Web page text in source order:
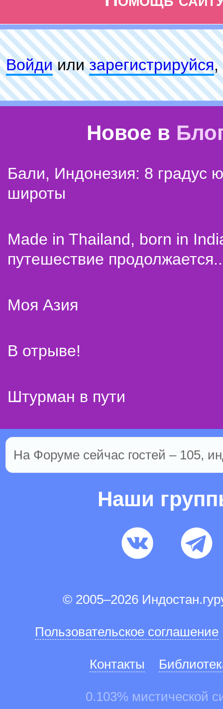
Войдиилизарeгиcтpируйся,
Новое в
Бали, Индонезия: 8 градус
широты
Made in Thailand, born in
путешествие
Моя Азия
В отрыве!
Штурман в пути
На Форуме сейчас гостей – 105,
Наши
© 2005–2026
Пользовательское соглашение
Контакты
0.103% мистической